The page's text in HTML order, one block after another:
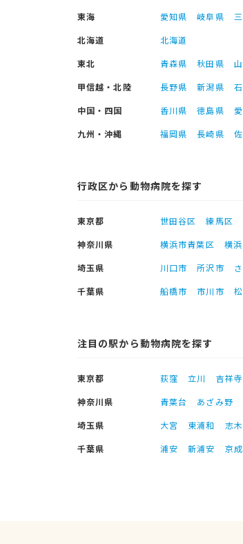
東海
愛知県 岐阜県
北海道
北海道
東北
青森県 秋田県
甲信越・北陸
長野県 新潟県
中国・四国
香川県 徳島県
九州・沖縄
福岡県 長崎県
行政区から動物病院を探す
東京都 世田谷区 練馬区
神奈川県
横浜市青葉区 横
埼玉県
川口市 所沢市
千葉県
船橋市 市川市
注目の駅から動物病院を探す
東京都 荻窪 立川 吉祥寺
神奈川県
青葉台 あざみ野
埼玉県
大宮 東浦和 志木
千葉県
浦安 新浦安 京